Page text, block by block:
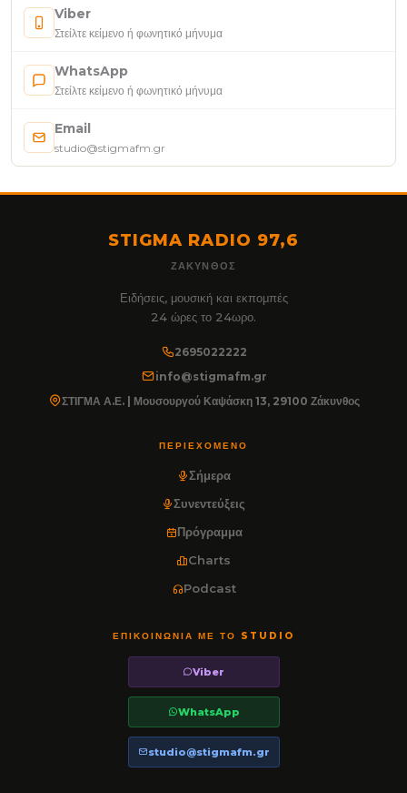
Viber
Στείλτε κείμενο ή φωνητικό μήνυμα
WhatsApp
Στείλτε κείμενο ή φωνητικό μήνυμα
Email
studio@stigmafm.gr
STIGMA RADIO 97,6
ΖΆΚΥΝΘΟΣ
Ειδήσεις, μουσική και εκπομπές
24 ώρες το 24ωρο.
2695022222
info@stigmafm.gr
ΣΤΙΓΜΑ Α.Ε. | Μουσουργού Καψάσκη 13, 29100 Ζάκυνθος
ΠΕΡΙΕΧΌΜΕΝΟ
Σήμερα
Συνεντεύξεις
Πρόγραμμα
Charts
Podcast
ΕΠΙΚΟΙΝΩΝΊΑ ΜΕ ΤΟ STUDIO
Viber
WhatsApp
studio@stigmafm.gr